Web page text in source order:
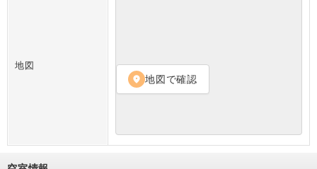
地図
location_on 地図で確認